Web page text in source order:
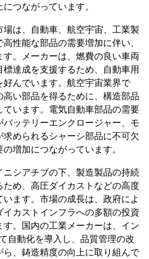
つながっています。
は、自動車、航空宇宙、工業製
性能な部品の需要増加に伴い、
。メーカーは、燃費の良い車両
達成を支援するため、自動車用
んでいます。航空宇宙業界で
い部品を得るために、構造部品
います。電気自動車部品の需要
ッテリーエンクロージャー、モ
められるシャーシ部品に不可欠
増加につながっています。
シアチブの下、製造製品の持続
め、高圧ダイカストなどの高度
ます。市場の成長は、政府によ
カストインフラへの多額の投資
。国内の工業メーカーは、イン
自動化を導入し、品質管理の改
、鋳造精度の向上に取り組んで